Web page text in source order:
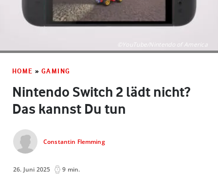
©YouTube/Nintendo of America
HOME » GAMING
Nintendo Switch 2 lädt nicht?
Das kannst Du tun
Constantin Flemming
26. Juni 2025 9 min.